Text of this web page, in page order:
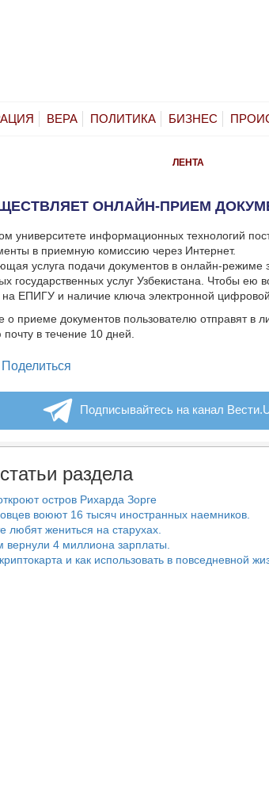
ВЕРА ПОЛИТИКА БИЗНЕС
ЛЕНТА
ОНЛАЙН-ПРИЕМ
университете информационных технологий
в приемную комиссию через Интернет.
услуга подачи документов в онлайн-
государственных услуг Узбекистана. Чтобы ею
на ЕПИГУ и наличие ключа электронной
о приеме документов пользователю отправят в
в течение 10 дней.
Telegram
Поделиться
Подписывайтесь на канал
раздела
остров Рихарда Зорге
воюют 16 тысяч иностранных наемников.
любят жениться на старухах.
вернули 4 миллиона зарплаты.
и как использовать в повседневной